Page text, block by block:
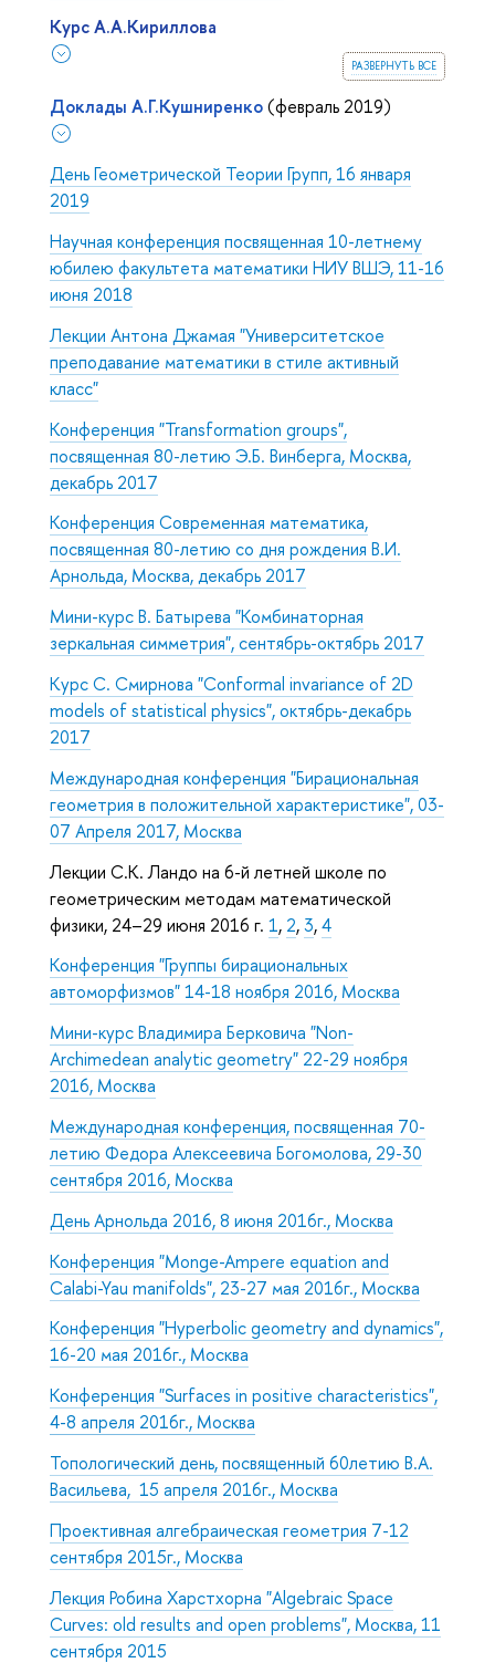
Курс А.А.Кириллова
развернуть все
Доклады А.Г.Кушниренко(февраль 2019)
День Геометрической Теории Групп, 16 января
2019
Научная конференция посвященная 10-летнему
юбилею факультета математики НИУ ВШЭ, 11-16
июня 2018
Лекции Антона Джамая "Университетское
преподавание математики в стиле активный
класс"
Конференция "Transformation groups",
посвященная 80-летию Э.Б. Винберга, Москва,
декабрь 2017
Конференция Современная математика,
посвященная 80-летию со дня рождения В.И.
Арнольда, Москва, декабрь 2017
Мини-курс В. Батырева "Комбинаторная
зеркальная симметрия", сентябрь-октябрь 2017
Курс С. Смирнова "Conformal invariance of 2D
models of statistical physics", октябрь-декабрь
2017
Международная конференция "Бирациональная
геометрия в положительной характеристике", 03-
07 Апреля 2017, Москва
Лекции С.К. Ландо на 6-й летней школе по
геометрическим методам математической
физики, 24–29 июня 2016 г. 1, 2,3,4
Конференция "Группы бирациональных
автоморфизмов" 14-18 ноября 2016, Москва
Мини-курс Владимира Берковича "Non-
Archimedean analytic geometry" 22-29 ноября
2016, Москва
Международная конференция, посвященная 70-
летию Федора Алексеевича Богомолова, 29-30
сентября 2016, Москва
День Арнольда 2016,8 июня 2016г., Москва
Конференция "Monge-Ampere equation and
Calabi-Yau manifolds", 23-27 мая 2016г., Москва
Конференция "Hyperbolic geometry and dynamics",
16-20 мая 2016г., Москва
Конференция "Surfaces in positive characteristics",
4-8 апреля 2016г., Москва
Топологический день, посвященный 60летию В.А.
Васильева, 15 апреля 2016г., Москва
Проективная алгебраическая геометрия 7-12
сентября 2015г., Москва
Лекция Робина Харстхорна "Algebraic Space
Curves: old results and open problems", Москва, 11
сентября 2015